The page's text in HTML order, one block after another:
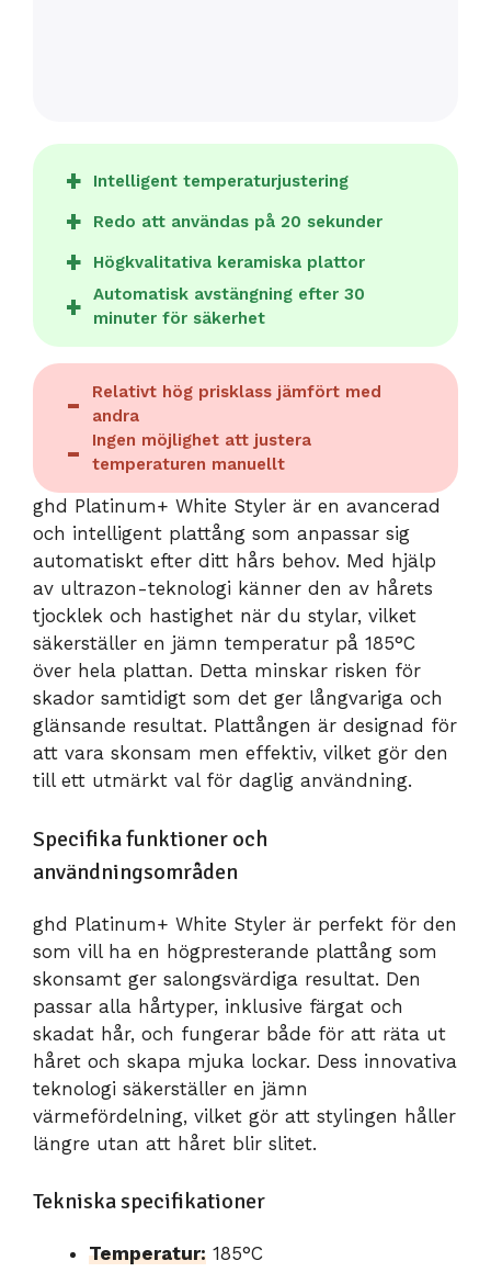
Intelligent temperaturjustering
Redo att användas på 20 sekunder
Högkvalitativa keramiska plattor
Automatisk avstängning efter 30
minuter för säkerhet
Relativt hög prisklass jämfört med
andra
Ingen möjlighet att justera
temperaturen manuellt
ghd Platinum+ White Styler är en avancerad
och intelligent plattång som anpassar sig
automatiskt efter ditt hårs behov. Med hjälp
av ultrazon-teknologi känner den av hårets
tjocklek och hastighet när du stylar, vilket
säkerställer en jämn temperatur på 185°C
över hela plattan. Detta minskar risken för
skador samtidigt som det ger långvariga och
glänsande resultat. Plattången är designad för
att vara skonsam men effektiv, vilket gör den
till ett utmärkt val för daglig användning.
Specifika funktioner och
användningsområden
ghd Platinum+ White Styler är perfekt för den
som vill ha en högpresterande plattång som
skonsamt ger salongsvärdiga resultat. Den
passar alla hårtyper, inklusive färgat och
skadat hår, och fungerar både för att räta ut
håret och skapa mjuka lockar. Dess innovativa
teknologi säkerställer en jämn
värmefördelning, vilket gör att stylingen håller
längre utan att håret blir slitet.
Tekniska specifikationer
Temperatur: 185°C